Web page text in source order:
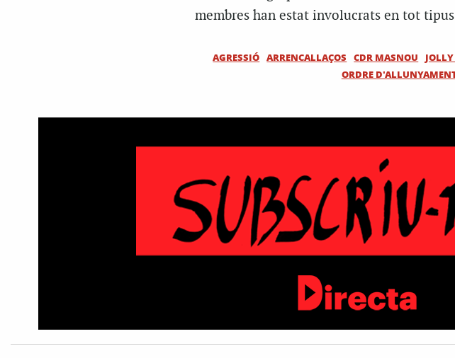
membres han estat involucrats en tot
AGRESSIÓ ARRENCALLAÇOS CDR MASNOU
ORDRE